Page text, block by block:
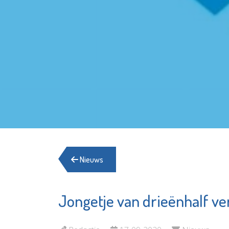
Nieuws
Jongetje van drieënhalf
Shell Energy and
Chemicals Park
Rotterdam